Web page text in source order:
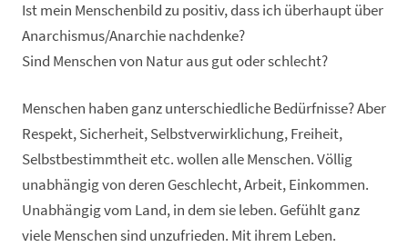
Ist mein Menschenbild zu positiv, dass ich überhaupt über
Anarchismus/Anarchie nachdenke?
Sind Menschen von Natur aus gut oder schlecht?
Menschen haben ganz unterschiedliche Bedürfnisse? Aber
Respekt, Sicherheit, Selbstverwirklichung, Freiheit,
Selbstbestimmtheit etc. wollen alle Menschen. Völlig
unabhängig von deren Geschlecht, Arbeit, Einkommen.
Unabhängig vom Land, in dem sie leben. Gefühlt ganz
viele Menschen sind unzufrieden. Mit ihrem Leben.